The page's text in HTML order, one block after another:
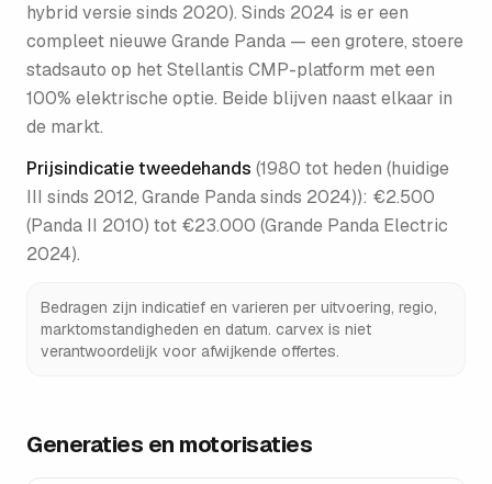
hybrid versie sinds 2020). Sinds 2024 is er een
compleet nieuwe Grande Panda — een grotere, stoere
stadsauto op het Stellantis CMP-platform met een
100% elektrische optie. Beide blijven naast elkaar in
de markt.
Prijsindicatie tweedehands (1980 tot heden (huidige
III sinds 2012, Grande Panda sinds 2024)): €2.500
(Panda II 2010) tot €23.000 (Grande Panda Electric
2024).
Bedragen zijn indicatief en varieren per uitvoering, regio,
marktomstandigheden en datum. carvex is niet
verantwoordelijk voor afwijkende offertes.
Generaties en motorisaties